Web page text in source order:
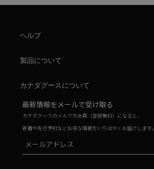
ヘルプ
製品について
カナダグースについて
最新情報をメールで受け取る
カナダグースのメルマガ会員（登録無料）になると、
新着や先行予約などお得な情報をいちはやくお届けします。